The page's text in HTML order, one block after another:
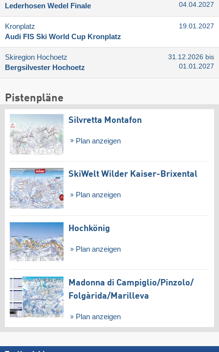
Lederhosen Wedel Finale
04.04.2027
Kronplatz
Audi FIS Ski World Cup Kronplatz
19.01.2027
Skiregion Hochoetz
Bergsilvester Hochoetz
31.12.2026 bis
01.01.2027
Pistenpläne
Silvretta Montafon
Plan anzeigen
SkiWelt Wilder Kaiser-Brixental
Plan anzeigen
Hochkönig
Plan anzeigen
Madonna di Campiglio/​Pinzolo/​
Folgàrida/​Marilleva
Plan anzeigen